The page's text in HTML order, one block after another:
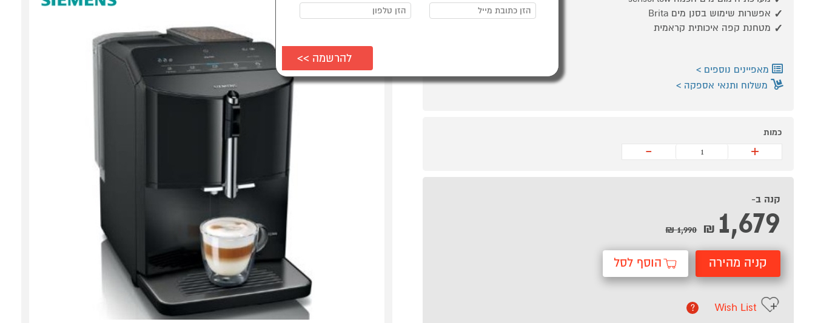
אפשרות שימוש בסנן מים Brita
מטחנת קפה איכותית קראמית
מאפיינים נוספים
משלוח ותנאי אספקה
כמות
+
-
קנה ב-
1,679
₪
1,990 ₪
קניה מהירה הוסף לסל
Wish List
?